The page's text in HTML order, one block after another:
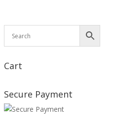
Cart
Secure Payment